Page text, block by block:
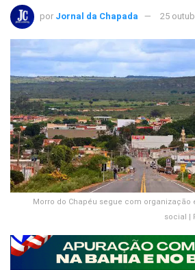
por Jornal da Chapada 25
Morro do Chapéu segue com
social |